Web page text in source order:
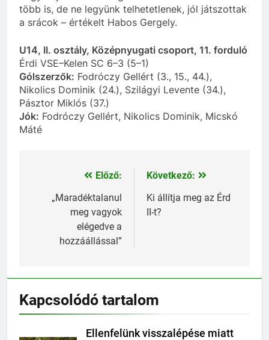
több is, de ne legyünk telhetetlenek, jól játszottak
a srácok – értékelt Habos Gergely.
U14, II. osztály, Középnyugati csoport, 11. forduló
Érdi VSE–Kelen SC 6–3 (5–1)
Gólszerzők: Fodróczy Gellért (3., 15., 44.),
Nikolics Dominik (24.), Szilágyi Levente (34.),
Pásztor Miklós (37.)
Jók: Fodróczy Gellért, Nikolics Dominik, Micskó
Máté
Bejegyzés
navigáció
Előző:
„Maradéktalanul
meg vagyok
elégedve a
hozzáállással”
Következő:
Ki állítja meg az Érd
II-t?
Kapcsolódó tartalom
Ellenfelünk visszalépése miatt